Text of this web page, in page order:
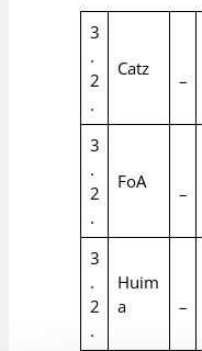
3
.
2
.
Catz
–
3
.
2
.
FoA
–
3
.
2
.
Huim
a
–